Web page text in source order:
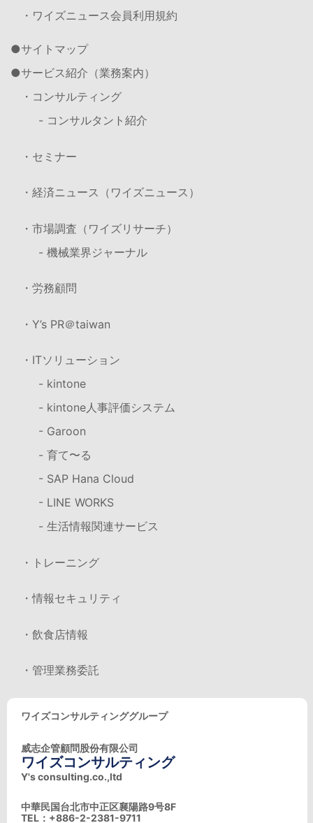
・ワイズニュース会員利用規約
サイトマップ
サービス紹介（業務案内）
・コンサルティング
- コンサルタント紹介
・セミナー
・経済ニュース（ワイズニュース）
・市場調査（ワイズリサーチ）
- 機械業界ジャーナル
・労務顧問
・Y’s PR＠taiwan
・ITソリューション
- kintone
- kintone人事評価システム
- Garoon
- 育て〜る
- SAP Hana Cloud
- LINE WORKS
- 生活情報関連サービス
・トレーニング
・情報セキュリティ
・飲食店情報
・管理業務委託
ワイズコンサルティンググループ
威志企管顧問股份有限公司
ワイズコンサルティング
Y's consulting.co.,ltd
中華民国台北市中正区襄陽路9号8F
TEL：+886-2-2381-9711